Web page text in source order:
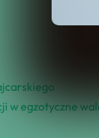
w egzotyczne